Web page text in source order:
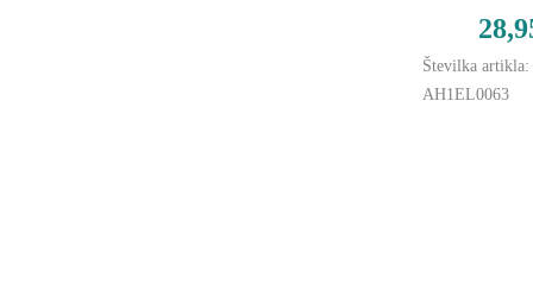
Številka artikla:
AH1EL0063